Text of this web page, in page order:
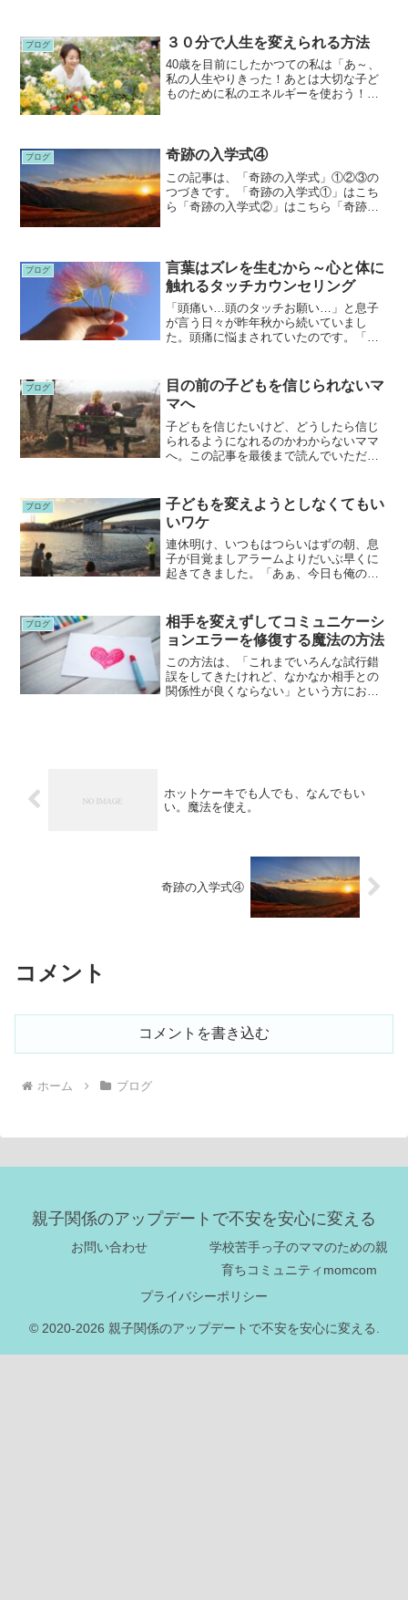
ブログ ３０分で人生を変えられる方法
40歳を目前にしたかつての私は「あ～、
私の人生やりきった！あとは大切な子ど
ものために私のエネルギーを使おう！」
たら、40歳って、...
ブログ 奇跡の入学式④
この記事は、「奇跡の入学式」①②③の
つづきです。「奇跡の入学式①」はこち
ら「奇跡の入学式②」はこちら「奇跡の
めない）も、なんとかやり...
ブログ
言葉はズレを生むから～心と体に
触れるタッチカウンセリング
「頭痛い…頭のタッチお願い…」と息子
が言う日々が昨年秋から続いていまし
た。頭痛に悩まされていたのです。「お
やっておりました。思えば６年前、10歳
だった息子が学校に行けな...
ブログ
目の前の子どもを信じられないマ
マへ
子どもを信じたいけど、どうしたら信じ
られるようになれるのかわからないママ
へ。この記事を最後まで読んでいただく
なかった６年前、ゲーム動画三昧・昼夜
逆転の生活になっていく子...
ブログ
子どもを変えようとしなくてもい
いワケ
連休明け、いつもはつらいはずの朝、息
子が目覚ましアラームよりだいぶ早くに
起きてきました。「あぁ、今日も俺の人
ような学校への前向きなセリフを言いつ
つ、登校していきました。...
ブログ
相手を変えずしてコミュニケーシ
ョンエラーを修復する魔法の方法
この方法は、「これまでいろんな試行錯
誤をしてきたけれど、なかなか相手との
関係性が良くならない」という方におす
ホットケーキでも人でも、なんでもい
い。魔法を使え。
奇跡の入学式④
コメント
コメントを書き込む
ホーム ブログ
親子関係のアップデートで不安を安心に変える
お問い合わせ
学校苦手っ子のママのための親
育ちコミュニティmomcom
プライバシーポリシー
© 2020-2026 親子関係のアップデートで不安を安心に変える.